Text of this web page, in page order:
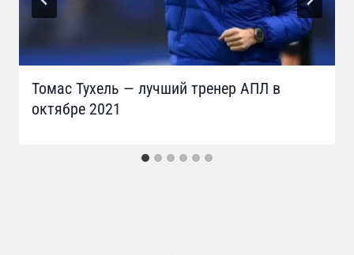
Томас Тухель — лучший тренер АПЛ в
октябре 2021